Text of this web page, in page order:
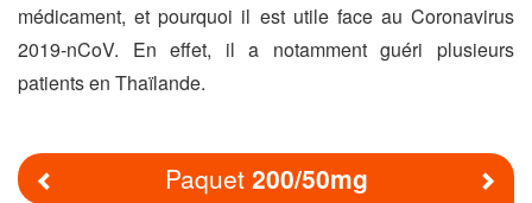
médicament, et pourquoi il est utile face au Coronavirus
2019-nCoV. En effet, il a notamment guéri plusieurs
patients en Thaïlande.
Paquet200/50mg